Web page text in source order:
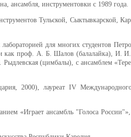
ансамбля, инструментовки с 1989 года.
Тульской, Сыктывкарской,
для многих студентов
как проф. А. Б. Шалов (балалайка),
(цимбалы), с ансамблем
2000), лауреат IV
«Играет ансамбль "Голоса